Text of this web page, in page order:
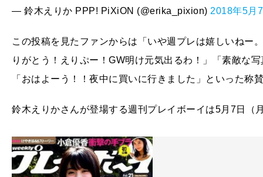
— 鈴木えりか PPP! PiXiON (@erika_pixion) 2018年5月
この投稿を見たファンからは「いや週プレは嬉しいねー
りがとう！えりぷー！GW明け元気出るわ！」「素敵な
「おはよーう！！夜中に買いに行きました」といった称
鈴木えりかさんが登場する週刊プレイボーイは5月7日（